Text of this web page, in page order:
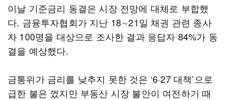
이날 기준금리 동결은 시장 전망에 대체로 부합했
다. 금융투자협회가 지난 18∼21일 채권 관련 종사
자 100명을 대상으로 조사한 결과 응답자 84%가 동
결을 예상했다.
금통위가 금리를 낮추지 못한 것은 ‘6·27 대책’으로
급한 불은 껐지만 부동산 시장 불안이 여전하기 때